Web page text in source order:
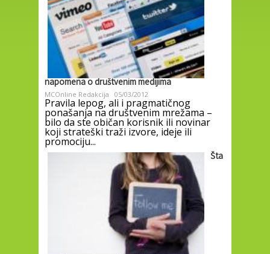
napomena o društvenim medijima
MCOnline Redakcija 05/03/2012
Pravila lepog, ali i pragmatičnog
ponašanja na društvenim mrežama –
bilo da ste običan korisnik ili novinar
koji strateški traži izvore, ideje ili
promociju...
Šta